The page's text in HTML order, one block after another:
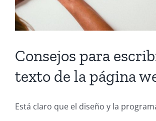
Consejos para
texto de la página
Está claro que el diseño y la